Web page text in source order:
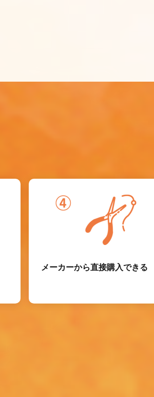
メーカーから直接購入できる